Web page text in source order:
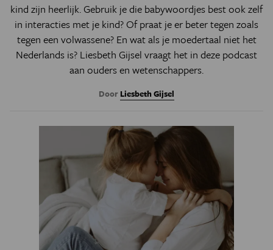
kind zijn heerlijk. Gebruik je die babywoordjes best ook zelf
in interacties met je kind? Of praat je er beter tegen zoals
tegen een volwassene? En wat als je moedertaal niet het
Nederlands is? Liesbeth Gijsel vraagt het in deze podcast
aan ouders en wetenschappers.
Door Liesbeth Gijsel